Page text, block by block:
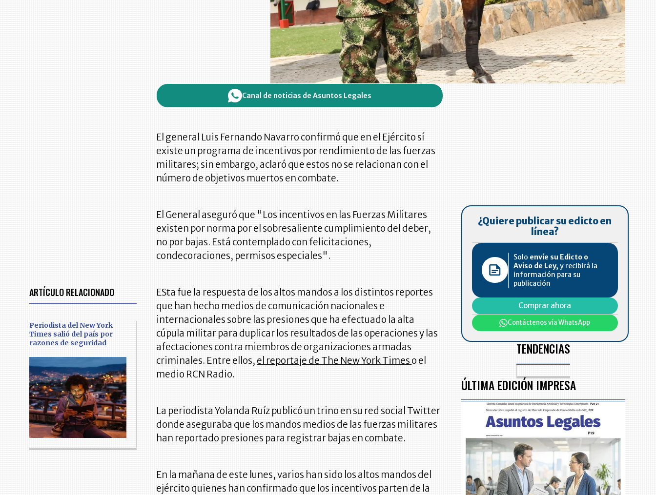
Canal de noticias de Asuntos Legales
El general Luis Fernando Navarro confirmó que en el Ejército sí
existe un programa de incentivos por rendimiento de las fuerzas
militares; sin embargo, aclaró que estos no se relacionan con el
número de objetivos muertos en combate.
El General aseguró que "Los incentivos en las Fuerzas Militares
existen por norma por el sobresaliente cumplimiento del deber,
no por bajas. Está contemplado con felicitaciones,
condecoraciones, permisos especiales".
ARTÍCULO RELACIONADO
Periodista del New York
Times salió del país por
razones de seguridad
ESta fue la respuesta de los altos mandos a los distintos reportes
que han hecho medios de comunicación nacionales e
internacionales sobre las presiones que ha efectuado la alta
cúpula militar para duplicar los resultados de las operaciones y las
afectaciones contra miembros de organizaciones armadas
criminales. Entre ellos, el reportaje de The New York Times o el
medio RCN Radio.
La periodista Yolanda Ruíz publicó un trino en su red social Twitter
donde aseguraba que los mandos medios de las fuerzas militares
han reportado presiones para registrar bajas en combate.
En la mañana de este lunes, varios han sido los altos mandos del
ejército quienes han confirmado que los incentivos parten de la
¿Quiere publicar su edicto en
línea?
Solo envíe su Edicto o
Aviso de Ley, y recibirá la
información para su
publicación
Comprar ahora
Contáctenos vía WhatsApp
TENDENCIAS
ÚLTIMA EDICIÓN IMPRESA